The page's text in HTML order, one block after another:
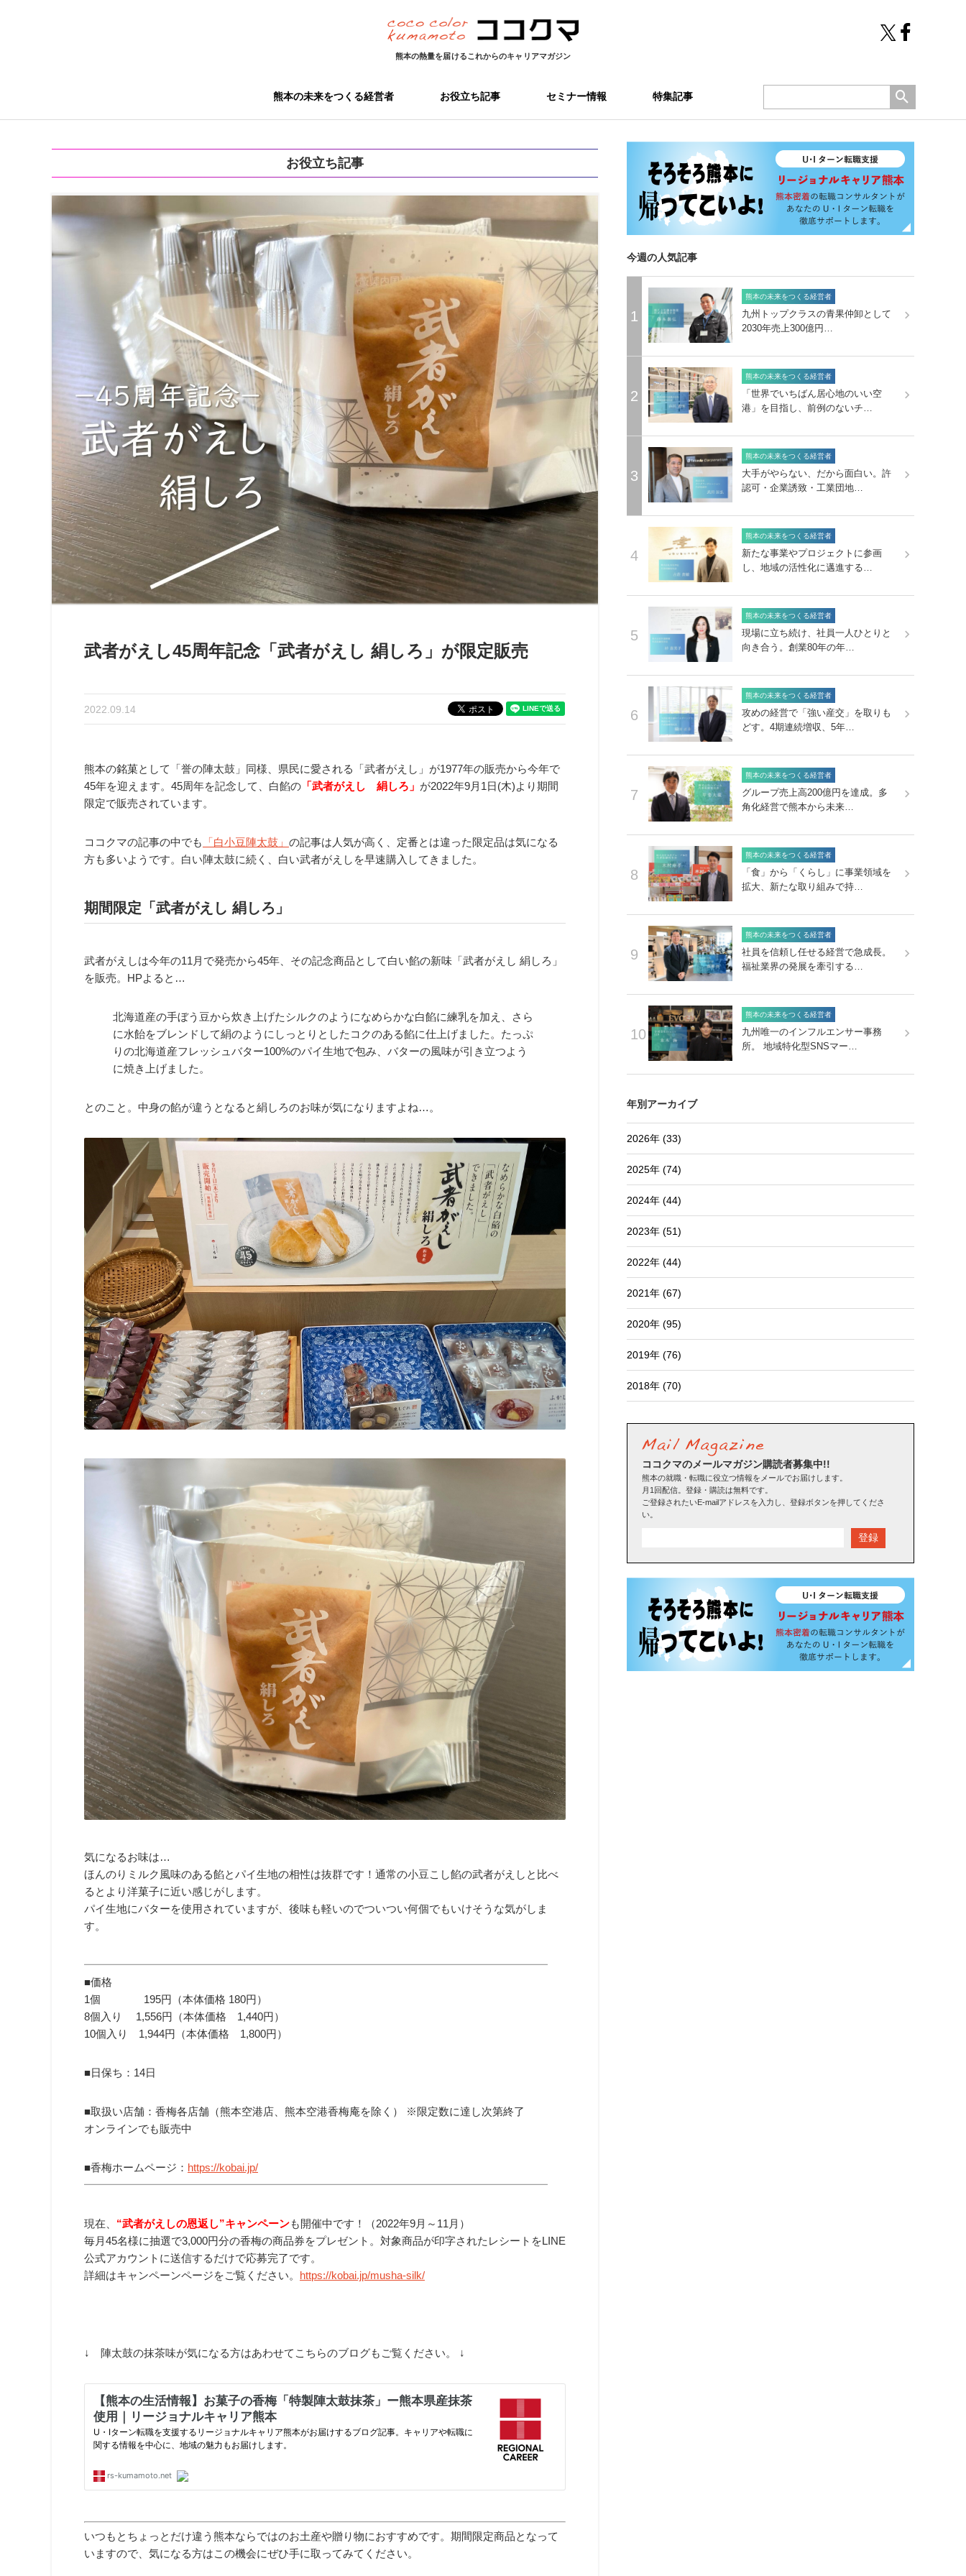
熊本の熱量を届けるこれからのキャリアマガジン
熊本の未来をつくる経営者 お役立ち記事 セミナー情報 特集記事
お役立ち記事
武者がえし45周年記念「武者がえし 絹しろ」が限定販売
2022.09.14
熊本の銘菓として「誉の陣太鼓」同様、県民に愛される「武者がえし」が1977年の販売から今年で
45年を迎えます。45周年を記念して、白餡の 「武者がえし 絹しろ」 が2022年9月1日(木)より期間
限定で販売されています。
ココクマの記事の中でも 「白小豆陣太鼓」 の記事は人気が高く、定番とは違った限定品は気になる
方も多いようです。白い陣太鼓に続く、白い武者がえしを早速購入してきました。
期間限定「武者がえし 絹しろ」
武者がえしは今年の11月で発売から45年、その記念商品として白い餡の新味「武者がえし 絹しろ」
を販売。HPよると…
北海道産の手ぼう豆から炊き上げたシルクのようになめらかな白餡に練乳を加え、さら
に水飴をブレンドして絹のようにしっとりとしたコクのある餡に仕上げました。たっぷ
りの北海道産フレッシュバター100%のパイ生地で包み、バターの風味が引き立つよう
に焼き上げました。
とのこと。中身の餡が違うとなると絹しろのお味が気になりますよね…。
気になるお味は…
ほんのりミルク風味のある餡とパイ生地の相性は抜群です！通常の小豆こし餡の武者がえしと比べ
るとより洋菓子に近い感じがします。
パイ生地にバターを使用されていますが、後味も軽いのでついつい何個でもいけそうな気がしま
す。
━━━━━━━━━━━━━━━━━━━━━━━━━━━━━━━━━━━━━━━━━━━
■価格
1個 195円（本体価格 180円）
8個入り 1,556円（本体価格 1,440円）
10個入り 1,944円（本体価格 1,800円）
■日保ち：14日
■取扱い店舗：香梅各店舗（熊本空港店、熊本空港香梅庵を除く） ※限定数に達し次第終了
オンラインでも販売中
■香梅ホームページ： https://kobai.jp/
━━━━━━━━━━━━━━━━━━━━━━━━━━━━━━━━━━━━━━━━━━━
現在、 “武者がえしの恩返し”キャンペーンも開催中です！（2022年9月～11月）
毎月45名様に抽選で3,000円分の香梅の商品券をプレゼント。対象商品が印字されたレシートをLINE
公式アカウントに送信するだけで応募完了です。
詳細はキャンペーンページをご覧ください。 https://kobai.jp/musha-silk/
↓ 陣太鼓の抹茶味が気になる方はあわせてこちらのブログもご覧ください。 ↓
いつもとちょっとだけ違う熊本ならではのお土産や贈り物におすすめです。期間限定商品となって
いますので、気になる方はこの機会にぜひ手に取ってみてください。
今週の人気記事
1
熊本の未来をつくる経営者
九州トップクラスの青果仲卸として
2030年売上300億円…
2
熊本の未来をつくる経営者
「世界でいちばん居心地のいい空
港」を目指し、前例のないチ…
3
熊本の未来をつくる経営者
大手がやらない、だから面白い。許
認可・企業誘致・工業団地…
4
熊本の未来をつくる経営者
新たな事業やプロジェクトに参画
し、地域の活性化に邁進する…
5
熊本の未来をつくる経営者
現場に立ち続け、社員一人ひとりと
向き合う。創業80年の年…
6
熊本の未来をつくる経営者
攻めの経営で「強い産交」を取りも
どす。4期連続増収、5年…
7
熊本の未来をつくる経営者
グループ売上高200億円を達成。多
角化経営で熊本から未来…
8
熊本の未来をつくる経営者
「食」から「くらし」に事業領域を
拡大、新たな取り組みで持…
9
熊本の未来をつくる経営者
社員を信頼し任せる経営で急成長。
福祉業界の発展を牽引する…
10
熊本の未来をつくる経営者
九州唯一のインフルエンサー事務
所。 地域特化型SNSマー…
年別アーカイブ
2026年 (33)
2025年 (74)
2024年 (44)
2023年 (51)
2022年 (44)
2021年 (67)
2020年 (95)
2019年 (76)
2018年 (70)
ココクマのメールマガジン購読者募集中!!
熊本の就職・転職に役立つ情報をメールでお届けします。
月1回配信。登録・購読は無料です。
ご登録されたいE-mailアドレスを入力し、登録ボタンを押してくださ
い。
登録